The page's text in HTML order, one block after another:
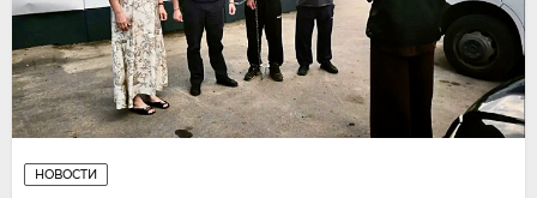
НОВОСТИ